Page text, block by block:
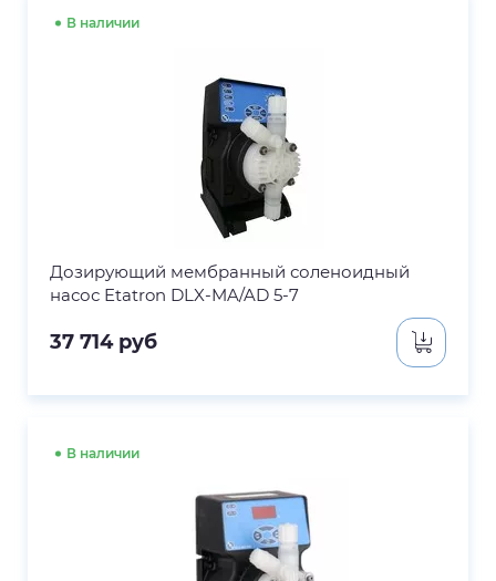
В наличии
Дозирующий мембранный соленоидный
насос Etatron DLX-MA/AD 5-7
37 714руб
В наличии